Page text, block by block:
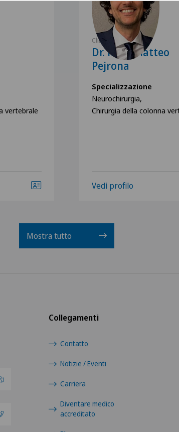
vertebrale
Clinica Ars Medica
Dr. med. Matteo
Pejrona
Specializzazione
Neurochirurgia,
Chirurgia della colonna
Vedi profilo
Mostra tutto
Collegamenti
Contatto
Notizie / Eventi
Carriera
Diventare medico
accreditato